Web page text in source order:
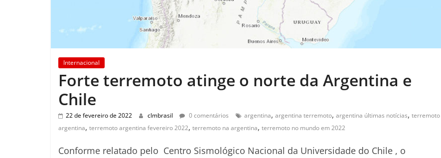
Internacional
Forte terremoto atinge o norte da Argentina e
Chile
22 de fevereiro de 2022 clmbrasil 0 comentários argentina, argentina terremoto, argentina últimas notícias, terremoto
argentina, terremoto argentina fevereiro 2022, terremoto na argentina, terremoto no mundo em 2022
Conforme relatado pelo Centro Sismológico Nacional da Universidade do Chile , o